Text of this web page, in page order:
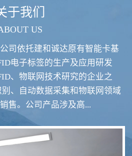
RFID智慧食堂系统
于我们
US
司依托建和诚达原有智能卡基
电子标签的生产及应用研发
、物联网技术研究的企业之
、自动数据采集和物联网领域
售。公司产品涉及高...